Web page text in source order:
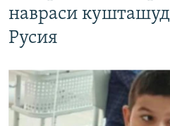
навраси
Русия